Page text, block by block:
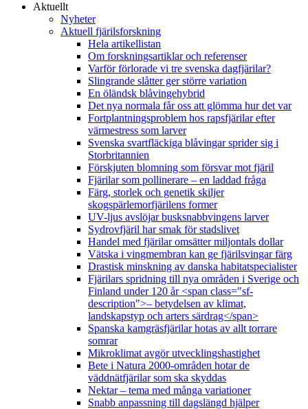
Aktuellt
Nyheter
Aktuell fjärilsforskning
Hela artikellistan
Om forskningsartiklar och referenser
Varför förlorade vi tre svenska dagfjärilar?
Slingrande slåtter ger större variation
En öländsk blåvingehybrid
Det nya normala får oss att glömma hur det var
Fortplantningsproblem hos rapsfjärilar efter
värmestress som larver
Svenska svartfläckiga blåvingar sprider sig i
Storbritannien
Förskjuten blomning som försvar mot fjäril
Fjärilar som pollinerare – en laddad fråga
Färg, storlek och genetik skiljer
skogspärlemorfjärilens former
UV-ljus avslöjar busksnabbvingens larver
Sydrovfjäril har smak för stadslivet
Handel med fjärilar omsätter miljontals dollar
Vätska i vingmembran kan ge fjärilsvingar färg
Drastisk minskning av danska habitatspecialister
Fjärilars spridning till nya områden i Sverige och
Finland under 120 år <span class="sf-
description">– betydelsen av klimat,
landskapstyp och arters särdrag</span>
Spanska kamgräsfjärilar hotas av allt torrare
somrar
Mikroklimat avgör utvecklingshastighet
Bete i Natura 2000-områden hotar de
väddnätfjärilar som ska skyddas
Nektar – tema med många variationer
Snabb anpassning till dagslängd hjälper